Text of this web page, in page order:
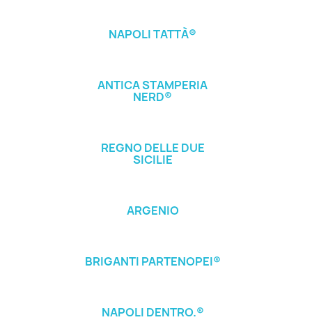
NAPOLI TATTÀ®
ANTICA STAMPERIA
NERD®
REGNO DELLE DUE
SICILIE
ARGENIO
BRIGANTI PARTENOPEI®
NAPOLI DENTRO.®